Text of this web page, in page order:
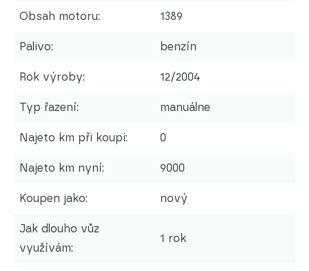
Obsah motoru: 1389
Palivo: benzín
Rok výroby: 12/2004
Typ řazení: manuálne
Najeto km při koupi: 0
Najeto km nyní: 9000
Koupen jako: nový
Jak dlouho vůz
využívám:
1 rok